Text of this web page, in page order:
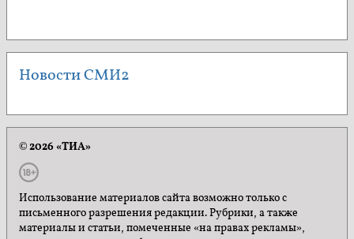
Новости СМИ2
© 2026 «ТИА»
Использование материалов сайта возможно только с
письменного разрешения редакции. Рубрики, а также
материалы и статьи, помеченные «на правах рекламы»,